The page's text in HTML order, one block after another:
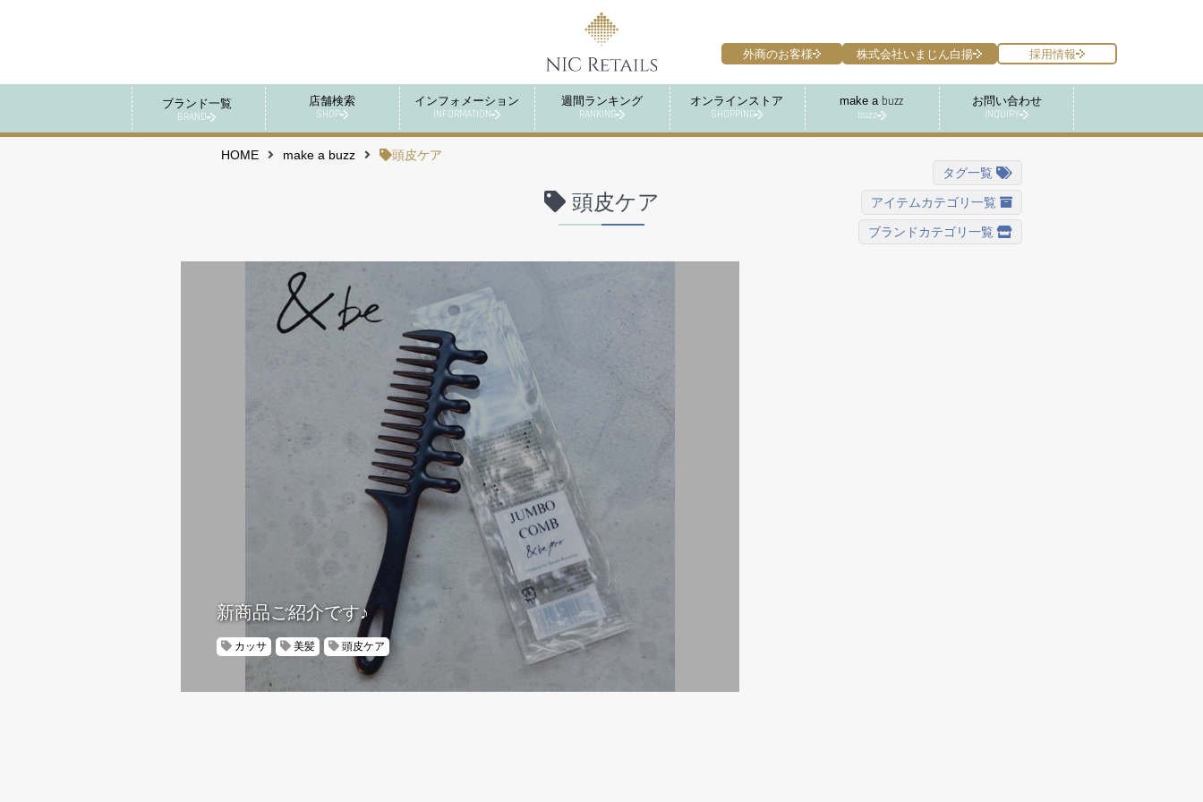
ブランド一覧
BRAND
店舗検索
SHOP
インフォメーション
INFORMATION
週間ランキング
RANKING
オンラインストア
SHOPPING
make a buzz
buzz
お問い合わせ
INQUIRY
外商のお客様 株式会社いまじん白揚 採用情報
HOME make a buzz 頭皮ケア
頭皮ケア
タグ一覧
アイテムカテゴリ一覧
ブランドカテゴリ一覧
新商品ご紹介です♪
カッサ 美髪 頭皮ケア